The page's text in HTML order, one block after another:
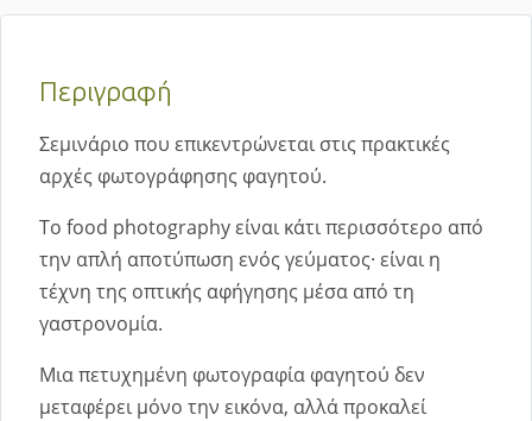
Περιγραφή
Σεμινάριο που επικεντρώνεται στις πρακτικές
αρχές φωτογράφησης φαγητού.
Το food photography είναι κάτι περισσότερο από
την απλή αποτύπωση ενός γεύματος· είναι η
τέχνη της οπτικής αφήγησης μέσα από τη
γαστρονομία.
Μια πετυχημένη φωτογραφία φαγητού δεν
μεταφέρει μόνο την εικόνα, αλλά προκαλεί